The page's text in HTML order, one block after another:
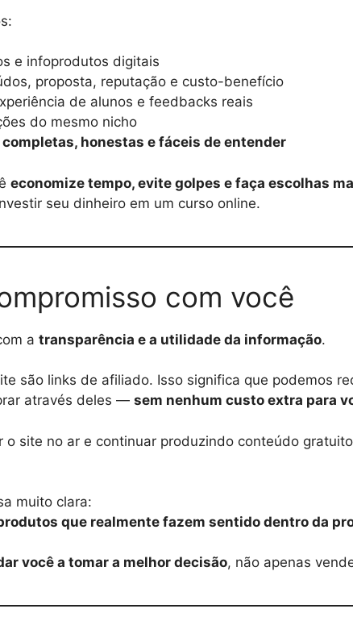
e infoprodutos digitais
proposta, reputação e custo-benefício
de alunos e feedbacks reais
do mesmo nicho
honestas e fáceis de entender
economize tempo, evite golpes e faça escolhas
seu dinheiro em um curso online.
com você
a transparência e a utilidade da informação.
são links de afiliado. Isso significa que podemos
através deles — sem nenhum custo extra para
o site no ar e continuar produzindo conteúdo
muito clara:
que realmente fazem sentido dentro da
você a tomar a melhor decisão, não apenas